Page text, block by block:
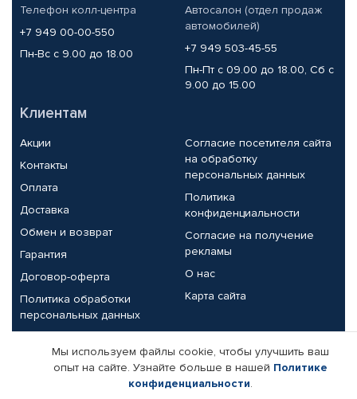
Телефон колл-центра
+7 949 00-00-550
Пн-Вс с 9.00 до 18.00
Автосалон (отдел продаж
автомобилей)
+7 949 503-45-55
Пн-Пт с 09.00 до 18.00, Сб с
9.00 до 15.00
Клиентам
Акции
Контакты
Оплата
Доставка
Обмен и возврат
Гарантия
Договор-оферта
Политика обработки
персональных данных
Согласие посетителя сайта
на обработку
персональных данных
Политика
конфиденциальности
Согласие на получение
рекламы
О нас
Карта сайта
Партнерам
Корпоративным клиентам
Реквизиты компании
Мы используем файлы cookie, чтобы улучшить ваш
опыт на сайте. Узнайте больше в нашей Политике
конфиденциальности.